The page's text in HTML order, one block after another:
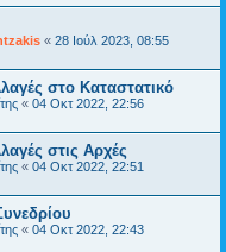
« 28 Ιούλ 2023, 08:55
στο Καταστατικό
« 04 Οκτ 2022, 22:56
στις Αρχές
« 04 Οκτ 2022, 22:51
« 04 Οκτ 2022, 22:43